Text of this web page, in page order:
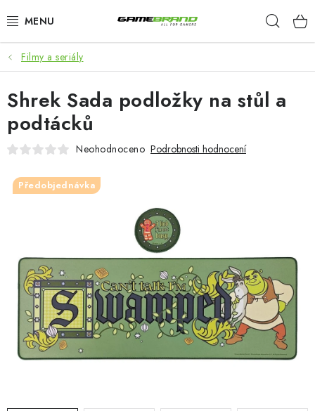
na
KATEGORIE
FILMY A SERIÁLY
HRY
Blog O nás Doprava a platba Kontakt
Filmy a seriály
Shrek Sada podložky na stůl a
podtácků
Neohodnoceno Podrobnosti hodnocení
Předobjednávka